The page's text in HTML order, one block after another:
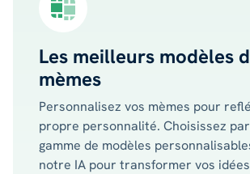
Les meilleurs modèles
mèmes
Personnalisez vos mèmes pour
propre personnalité. Choisissez
gamme de modèles
notre IA pour transformer vos